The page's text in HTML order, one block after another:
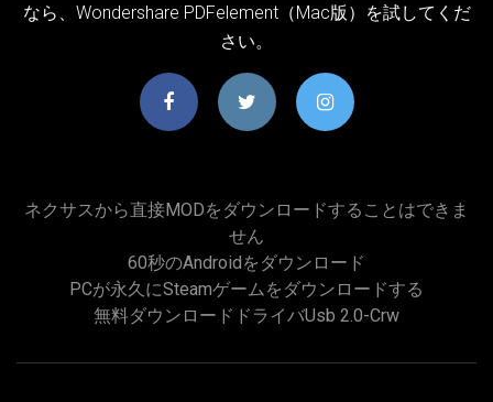
なら、Wondershare PDFelement（Mac版）を試してくだ
さい。
ネクサスから直接MODをダウンロードすることはできま
せん
60秒のAndroidをダウンロード
PCが永久にSteamゲームをダウンロードする
無料ダウンロードドライバusb 2.0-Crw